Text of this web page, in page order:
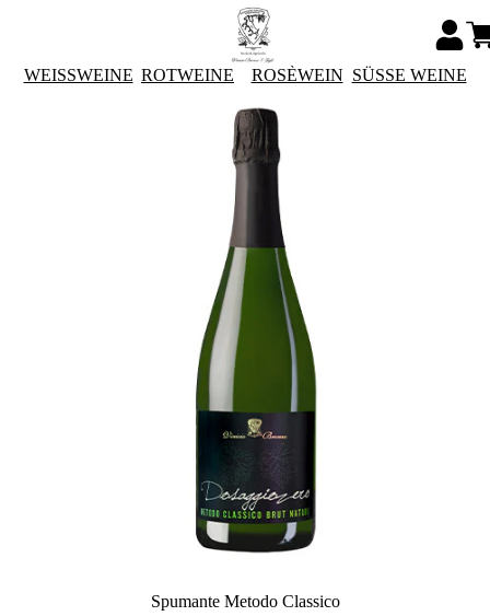
WEISSWEINE ROTWEINE ROSÈWEIN SÜSSE WEINE
Spumante Metodo Classico